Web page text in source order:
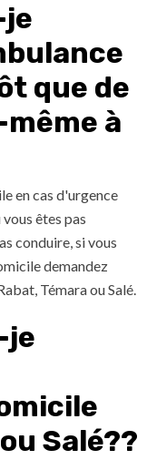
je
que de
à
en cas d'urgence
êtes pas
conduire, si vous
demandez
Témara ou Salé.
je
Salé??